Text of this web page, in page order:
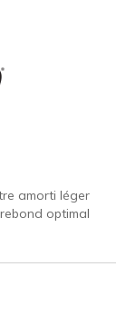
amorti léger
optimal